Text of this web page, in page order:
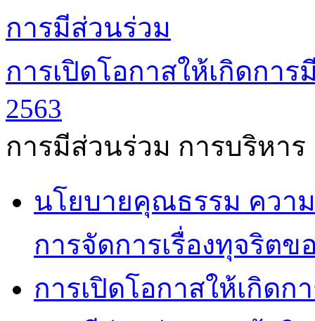
การมีส่วนร่วม
การเปิดโอกาสให้เกิดกา
2563
การมีส่วนร่วม การบริหาร
นโยบายคุณธรรม ควา
การจัดการเรื่องทุจริตข
การเปิดโอกาสให้เกิดก